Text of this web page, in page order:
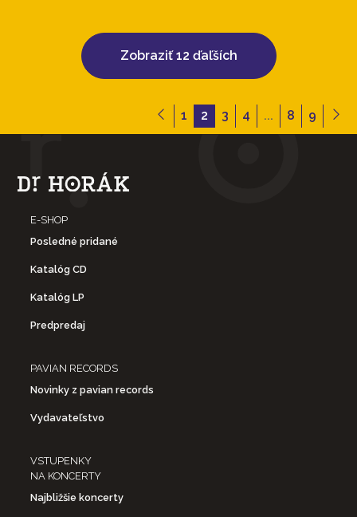
Zobraziť 12 ďaľších
1 2 3 4 ... 8 9
E-SHOP
Posledné pridané
Katalóg CD
Katalóg LP
Predpredaj
PAVIAN RECORDS
Novinky z pavian records
Vydavateľstvo
VSTUPENKY
NA KONCERTY
Najbližšie koncerty